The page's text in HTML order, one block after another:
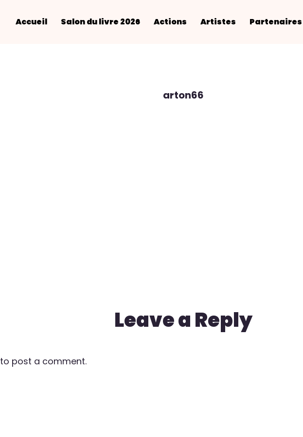
Accueil Salon du livre 2026 Actions Artistes Partenaires
arton66
Leave a Reply
to post a comment.